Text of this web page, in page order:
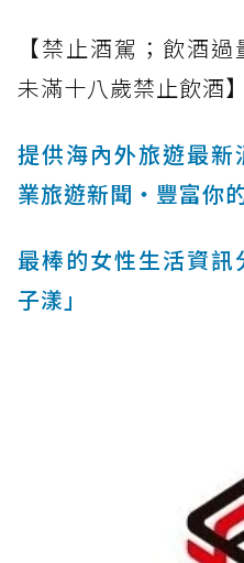
【禁止酒駕；飲酒
未滿十八歲禁止飲酒】
提供海內外旅遊最
業旅遊新聞‧豐富你
最棒的女性生活資訊
子漾」